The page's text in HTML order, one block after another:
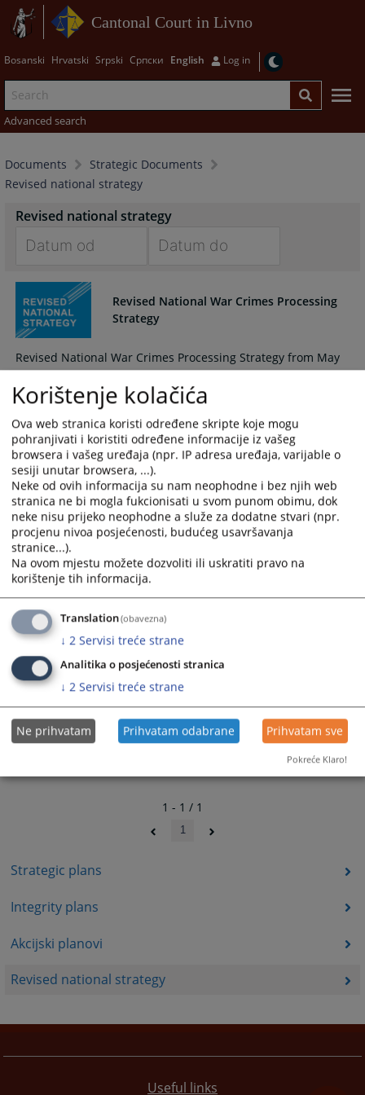
Cantonal Court in Livno
Bosanski Hrvatski Srpski Српски English Log in
Advanced search
Documents
Strategic Documents
Revised national strategy
Strategic plans
Integrity plans
Akcijski planovi
Revised national strategy
Revised national strategy
forward
to
interact
the
and
select
a
date.
Press
the
question
mark
key
to
get
the
keyboard
shortcuts
changing
dates.
to
interact
the
and
select
a
date.
Press
the
question
mark
key
to
get
the
keyboard
for
changing
dates.
Revised National War Crimes Processing
Strategy
Revised National War Crimes Processing Strategy from May
2018
1 - 1 / 1
1
Useful links
Korištenje kolačića
Ova web stranica koristi određene skripte koje mogu
pohranjivati i koristiti određene informacije iz vašeg
browsera i vašeg uređaja (npr. IP adresa uređaja, varijable o
sesiji unutar browsera, ...).
Neke od ovih informacija su nam neophodne i bez njih web
stranica ne bi mogla fukcionisati u svom punom obimu, dok
neke nisu prijeko neophodne a služe za dodatne stvari (npr.
procjenu nivoa posjećenosti, budućeg usavršavanja
stranice...).
Na ovom mjestu možete dozvoliti ili uskratiti pravo na
korištenje tih informacija.
Translation(obavezna)
↓ 2 Servisi treće strane
Analitika o posjećenosti stranica
↓ 2 Servisi treće strane
Ne prihvatam Prihvatam odabrane Prihvatam sve
Pokreće Klaro!